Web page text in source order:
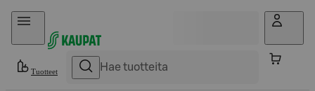
Hyppää sisältöön
Tuotteet